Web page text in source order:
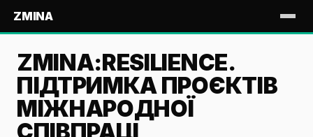
ZMINA
ZMINA:RESILIENCE.
ПІДТРИМКА ПРОЄКТІВ
МІЖНАРОДНОЇ